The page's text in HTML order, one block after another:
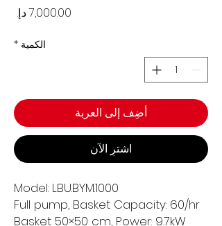
الكمية *
أضِف إلى العربة
اشترِ الآن
Model: LBU.BYM.1000
Full pump, Basket Capacity: 60/hr
Basket 50×50 cm, Power: 9.7kW